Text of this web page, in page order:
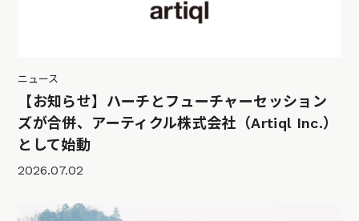
ニュース
【お知らせ】ハーチとフューチャーセッション
ズが合併、アーティクル株式会社（Artiql Inc.）
として始動
2026.07.02